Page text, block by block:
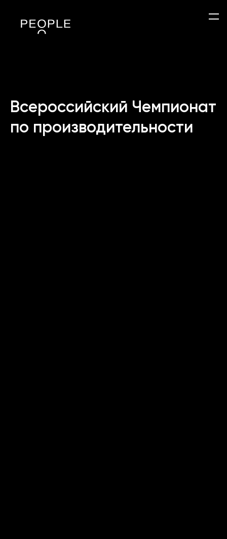
Всероссийский Чемпионат
по производительности